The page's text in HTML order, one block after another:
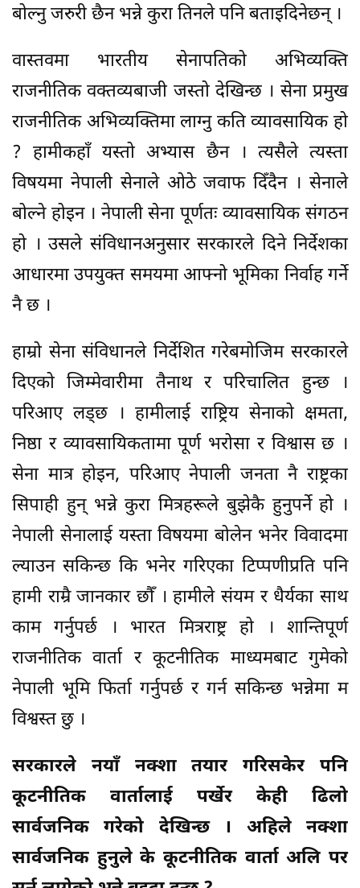
बोल्नु जरुरी छैन भन्ने कुरा तिनले पनि बताइदिनेछन् ।
वास्तवमा भारतीय सेनापतिको अभिव्यक्ति
राजनीतिक वक्तव्यबाजी जस्तो देखिन्छ । सेना प्रमुख
राजनीतिक अभिव्यक्तिमा लाग्नु कति व्यावसायिक हो
? हामीकहाँ यस्तो अभ्यास छैन । त्यसैले त्यस्ता
विषयमा नेपाली सेनाले ओठे जवाफ दिँदैन । सेनाले
बोल्ने होइन । नेपाली सेना पूर्णतः व्यावसायिक संगठन
हो । उसले संविधानअनुसार सरकारले दिने निर्देशका
आधारमा उपयुक्त समयमा आफ्नो भूमिका निर्वाह गर्ने
नै छ ।
हाम्रो सेना संविधानले निर्देशित गरेबमोजिम सरकारले
दिएको जिम्मेवारीमा तैनाथ र परिचालित हुन्छ ।
परिआए लड्छ । हामीलाई राष्ट्रिय सेनाको क्षमता,
निष्ठा र व्यावसायिकतामा पूर्ण भरोसा र विश्वास छ ।
सेना मात्र होइन, परिआए नेपाली जनता नै राष्ट्रका
सिपाही हुन् भन्ने कुरा मित्रहरूले बुझेकै हुनुपर्ने हो ।
नेपाली सेनालाई यस्ता विषयमा बोलेन भनेर विवादमा
ल्याउन सकिन्छ कि भनेर गरिएका टिप्पणीप्रति पनि
हामी राम्रै जानकार छौँ । हामीले संयम र धैर्यका साथ
काम गर्नुपर्छ । भारत मित्रराष्ट्र हो । शान्तिपूर्ण
राजनीतिक वार्ता र कूटनीतिक माध्यमबाट गुमेको
नेपाली भूमि फिर्ता गर्नुपर्छ र गर्न सकिन्छ भन्नेमा म
विश्वस्त छु ।
सरकारले नयाँ नक्शा तयार गरिसकेर पनि
कूटनीतिक वार्तालाई पर्खेर केही ढिलो
सार्वजनिक गरेको देखिन्छ । अहिले नक्शा
सार्वजनिक हुनुले के कूटनीतिक वार्ता अलि पर